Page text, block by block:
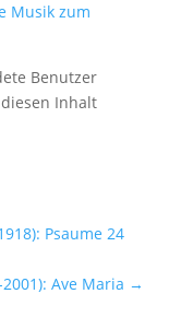
Musik zum
Benutzer
Inhalt
Psaume 24
Ave Maria →